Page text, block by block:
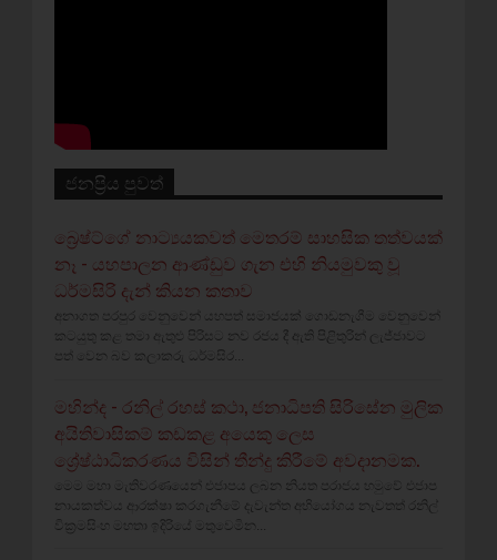
ජනප්‍රිය පුවත්
බ්‍රෙෂ්ට්ගේ නාට්‍යයකවත් මෙතරම් සාහසික තත්වයක්
නෑ - යහපාලන ආණ්ඩුව ගැන එහි නියමුවකු වූ
ධර්මසිරි දැන් කියන කතාව
අනාගත පරපුර වෙනුවෙන් යහපත් සමාජයක් ගොඩනැගීම වෙනුවෙන්
කටයුතු කළ තමා ඇතුළු පිරිසට නව රජය දී ඇති පිළිතුරින් ලැජ්ජාවට
පත් වෙන බව කලාකරු ධර්මසිර...
මහින්ද - රනිල් රහස් කථා, ජනාධිපති සිරිසේන මුලික
අයිතිවාසිකම් කඩකළ අයෙකු ලෙස
ශ්‍රේෂ්ඨාධිකරණය විසින් තීන්දු කිරීමේ අවදානමක.
මෙම මහා මැතිවරණයෙන් එජාපය ලබන නියත පරාජය හමුවේ එජාප
නායකත්වය ආරක්ෂා කරගැනීමේ දැවැන්ත අභියෝගය නැවතත් රනිල්
වික්‍රමසිංහ මහතා ඉදිරියේ මතුවෙමින...